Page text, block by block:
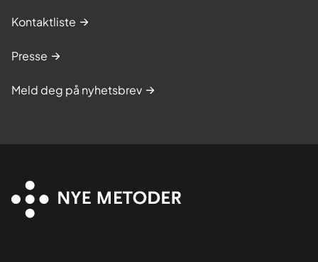
Kontaktliste
Presse
Meld deg på nyhetsbrev